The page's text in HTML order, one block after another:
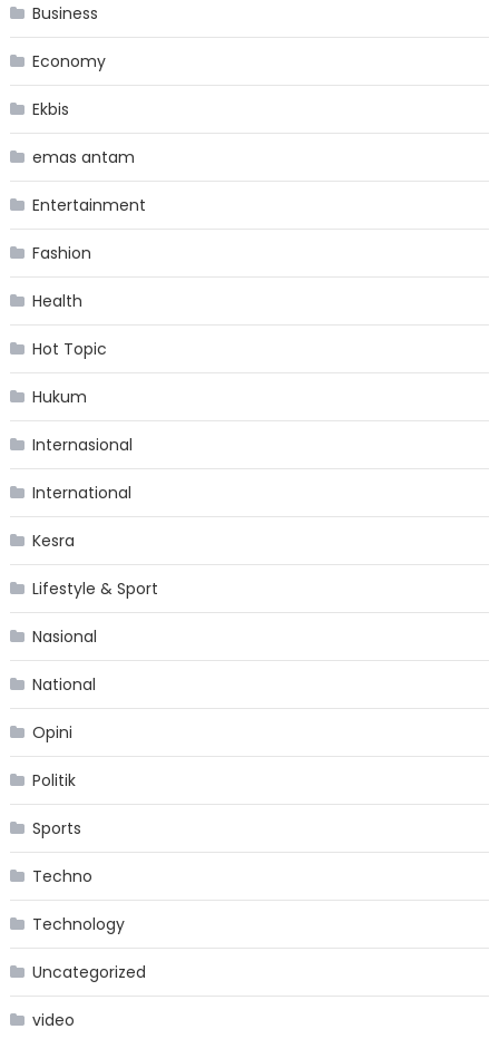
Business
Economy
Ekbis
emas antam
Entertainment
Fashion
Health
Hot Topic
Hukum
Internasional
International
Kesra
Lifestyle & Sport
Nasional
National
Opini
Politik
Sports
Techno
Technology
Uncategorized
video